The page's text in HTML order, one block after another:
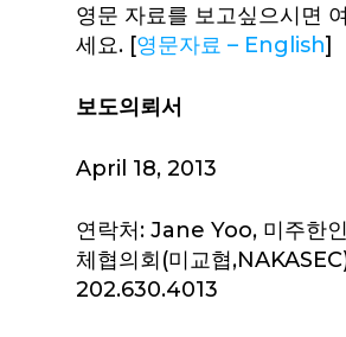
영문 자료를 보고싶으시면
세요. [영문자료 – English]
보도의뢰서
April 18, 2013
연락처: Jane Yoo, 미주한
체협의회(미교협
202.630.4013